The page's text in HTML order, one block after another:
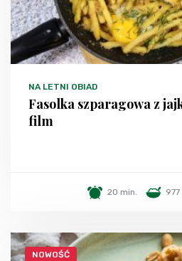
NA LETNI OBIAD
Fasolka szparagowa z
film
20 min.
NOWOŚĆ